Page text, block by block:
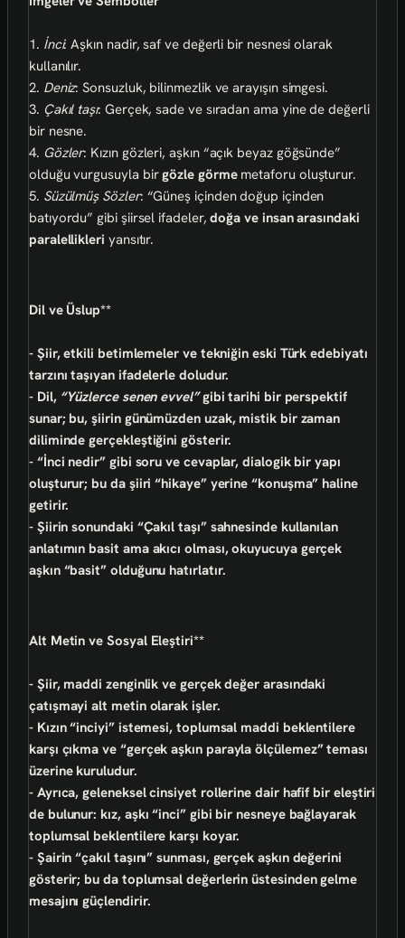
1. İnci: Aşkın nadir, saf ve değerli bir nesnesi olarak
kullanılır.
2. Deniz: Sonsuzluk, bilinmezlik ve arayışın simgesi.
3. Çakıl taşı: Gerçek, sade ve sıradan ama yine de değerli
bir nesne.
4. Gözler: Kızın gözleri, aşkın “açık beyaz göğsünde”
olduğu vurgusuyla birgözle görmemetaforu oluşturur.
5. Süzülmüş Sözler: “Güneş içinden doğup içinden
batıyordu” gibi şiirsel ifadeler,doğa ve insan arasındaki
paralellikleri yansıtır.
Dil ve Üslup**
- Şiir,etkili betimlemelerve tekniğin eski Türk edebiyatı
tarzını taşıyan ifadelerle doludur.
- Dil, “Yüzlerce senen evvel”gibi tarihi bir perspektif
sunar; bu, şiirin günümüzden uzak, mistik bir zaman
diliminde gerçekleştiğini gösterir.
- “İnci nedir” gibi soru ve cevaplar,dialogik bir yapı
oluşturur; bu da şiiri “hikaye” yerine “konuşma” haline
getirir.
- Şiirin sonundaki “Çakıl taşı” sahnesinde kullanılan
anlatımın basit ama akıcı olması, okuyucuya gerçek
aşkın “basit” olduğunu hatırlatır.
Alt Metin ve Sosyal Eleştiri**
- Şiir, maddi zenginlik ve gerçek değer arasındaki
çatışmayi alt metin olarak işler.
- Kızın “inciyi” istemesi, toplumsal maddi beklentilere
karşı çıkma ve “gerçek aşkın parayla ölçülemez” teması
üzerine kuruludur.
- Ayrıca,geleneksel cinsiyet rollerine dair hafif bir eleştiri
de bulunur: kız, aşkı “inci” gibi bir nesneye bağlayarak
toplumsal beklentilere karşı koyar.
- Şairin “çakıl taşını” sunması, gerçek aşkın değerini
gösterir; bu da toplumsal değerlerin üstesinden gelme
mesajını güçlendirir.